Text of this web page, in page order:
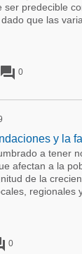
predecible
que las
forum 0
y la
a tener
afectan a la
de la
regionales
0